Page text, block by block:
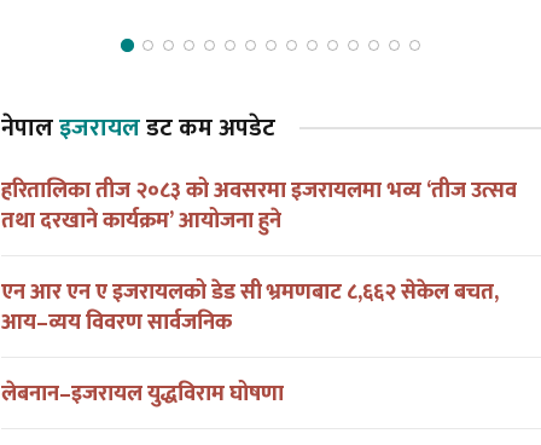
नेपालइजरायलडट कम अपडेट
हरितालिका तीज २०८३ को अवसरमा इजरायलमा भव्य ‘तीज उत्सव
तथा दरखाने कार्यक्रम’ आयोजना हुने
एन आर एन ए इजरायलको डेड सी भ्रमणबाट ८,६६२ सेकेल बचत,
आय–व्यय विवरण सार्वजनिक
लेबनान–इजरायल युद्धविराम घोषणा